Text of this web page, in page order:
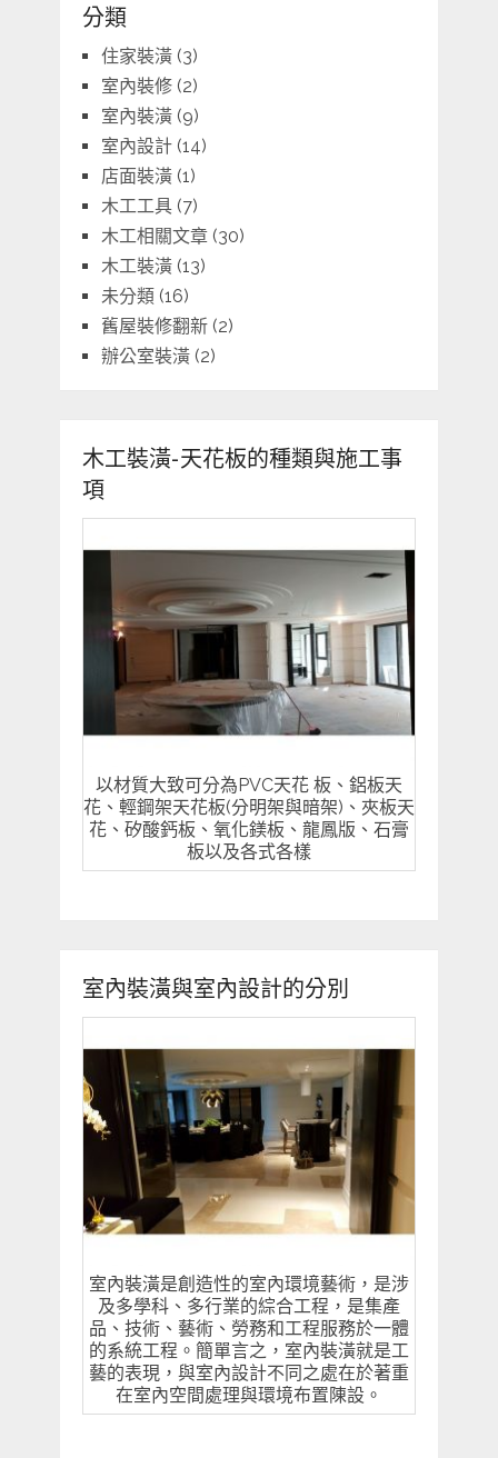
分類
住家裝潢(3)
室內裝修(2)
室內裝潢(9)
室內設計(14)
店面裝潢(1)
木工工具(7)
木工相關文章(30)
木工裝潢(13)
未分類(16)
舊屋裝修翻新(2)
辦公室裝潢(2)
木工裝潢-天花板的種類與施工事
項
以材質大致可分為PVC天花 板、鋁板天
花、輕鋼架天花板(分明架與暗架)、夾板天
花、矽酸鈣板、氧化鎂板、龍鳳版、石膏
板以及各式各樣
室內裝潢與室內設計的分別
室內裝潢是創造性的室內環境藝術，是涉
及多學科、多行業的綜合工程，是集產
品、技術、藝術、勞務和工程服務於一體
的系統工程。簡單言之，室內裝潢就是工
藝的表現，與室內設計不同之處在於著重
在室內空間處理與環境布置陳設。